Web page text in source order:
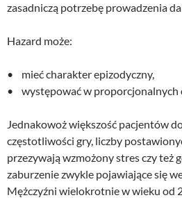
zasadniczą potrzebę prowadzenia
Hazard może:
• mieć charakter epizodyczny,
• występować w proporcjonalnych
Jednakowoż większość pacjentów
częstotliwości gry, liczby
przezywają wzmożony stres czy też
zaburzenie zwykle pojawiające się
Mężczyźni wielokrotnie w wieku od